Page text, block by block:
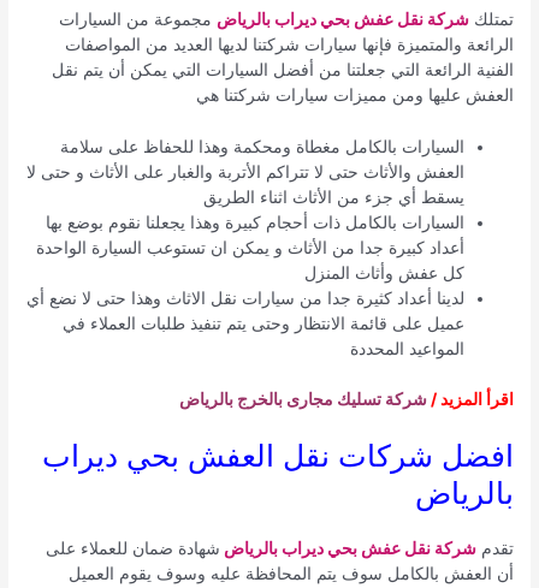
تمتلكشركة نقل عفش بحي ديراب بالرياض مجموعة من السيارات
الرائعة والمتميزة فإنها سيارات شركتنا لديها العديد من المواصفات
الفنية الرائعة التي جعلتنا من أفضل السيارات التي يمكن أن يتم نقل
العفش عليها ومن مميزات سيارات شركتنا هي
السيارات بالكامل مغطاة ومحكمة وهذا للحفاظ على سلامة
العفش والأثاث حتى لا تتراكم الأتربة والغبار على الأثاث و حتى لا
يسقط أي جزء من الأثاث اثناء الطريق
السيارات بالكامل ذات أحجام كبيرة وهذا يجعلنا نقوم بوضع بها
أعداد كبيرة جدا من الأثاث و يمكن ان تستوعب السيارة الواحدة
كل عفش وأثاث المنزل
لدينا أعداد كثيرة جدا من سيارات نقل الاثاث وهذا حتى لا نضع أي
عميل على قائمة الانتظار وحتى يتم تنفيذ طلبات العملاء في
المواعيد المحددة
اقرأ المزيد /شركة تسليك مجارى بالخرج بالرياض
افضل شركات نقل العفش بحي ديراب
بالرياض
تقدمشركة نقل عفش بحي ديراب بالرياض شهادة ضمان للعملاء على
أن العفش بالكامل سوف يتم المحافظة عليه وسوف يقوم العميل